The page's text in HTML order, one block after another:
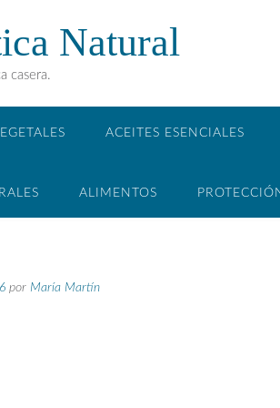
Natural
casera.
ACEITES ESENCIALES
ALIMENTOS
por María Martín